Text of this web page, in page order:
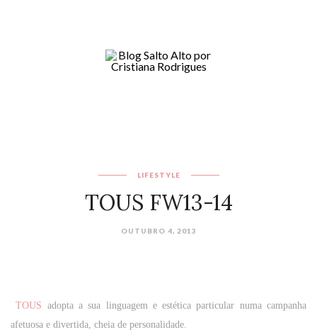
LIFESTYLE
OUTUBRO 4, 2013
TOUS adopta a sua linguagem e estética particular numa campanha
afetuosa e divertida, cheia de personalidade.